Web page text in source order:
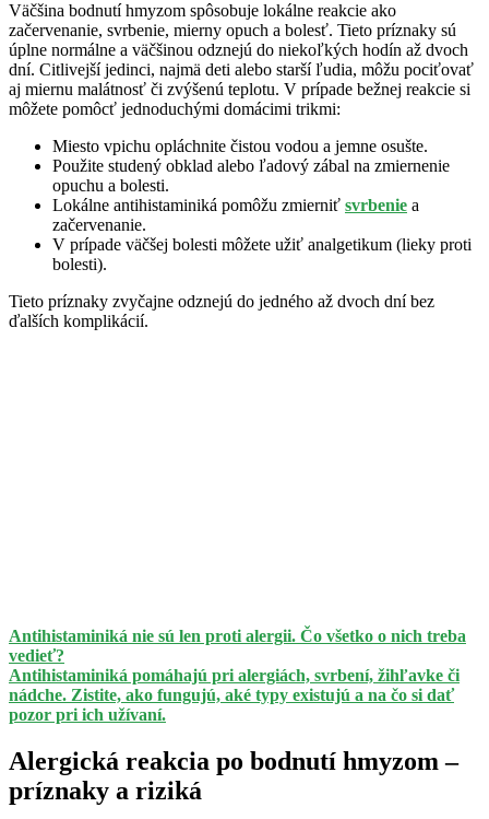
Väčšina bodnutí hmyzom spôsobuje lokálne reakcie ako
začervenanie, svrbenie, mierny opuch a bolesť. Tieto príznaky sú
úplne normálne a väčšinou odznejú do niekoľkých hodín až dvoch
dní. Citlivejší jedinci, najmä deti alebo starší ľudia, môžu pociťovať
aj miernu malátnosť či zvýšenú teplotu. V prípade bežnej reakcie si
môžete pomôcť jednoduchými domácimi trikmi:
Miesto vpichu opláchnite čistou vodou a jemne osušte.
Použite studený obklad alebo ľadový zábal na zmiernenie
opuchu a bolesti.
Lokálne antihistaminiká pomôžu zmierniť svrbenie a
začervenanie.
V prípade väčšej bolesti môžete užiť analgetikum (lieky proti
bolesti).
Tieto príznaky zvyčajne odznejú do jedného až dvoch dní bez
ďalších komplikácií.
Antihistaminiká nie sú len proti alergii. Čo všetko o nich treba
vedieť?
Antihistaminiká pomáhajú pri alergiách, svrbení, žihľavke či
nádche. Zistite, ako fungujú, aké typy existujú a na čo si dať
pozor pri ich užívaní.
Alergická reakcia po bodnutí hmyzom –
príznaky a riziká